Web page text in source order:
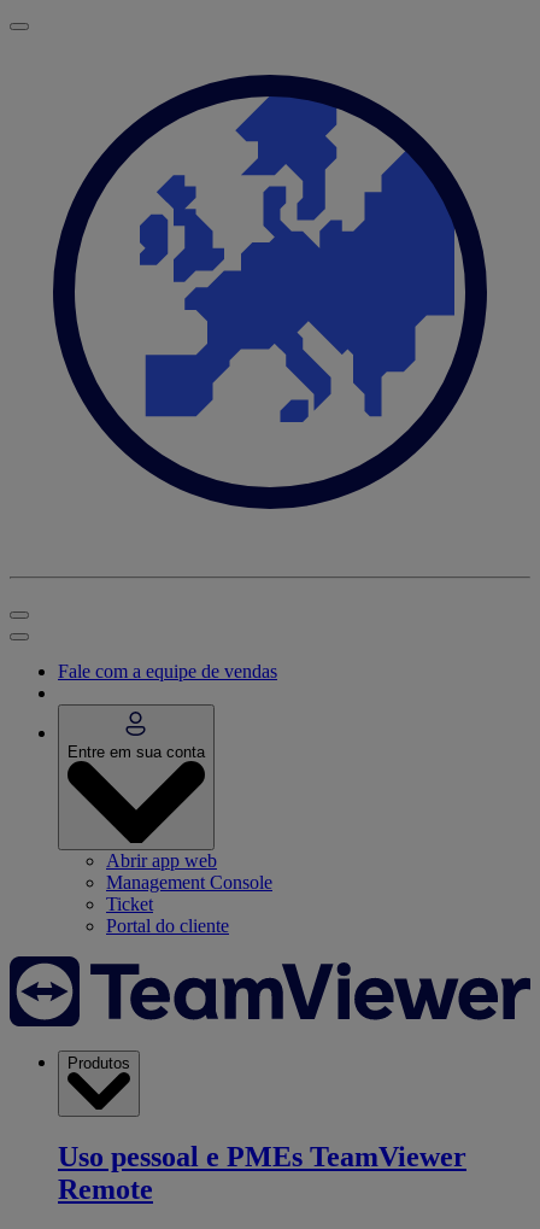
Fale com a equipe de vendas
Entre em sua conta
Abrir app web
Management Console
Ticket
Portal do cliente
Produtos
Uso pessoal e PMEs TeamViewer
Remote